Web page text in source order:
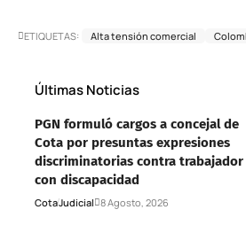
ETIQUETAS: Alta tensión comercial
Últimas Noticias
PGN formuló cargos a concejal de
Cota por presuntas expresiones
discriminatorias contra trabajador
con discapacidad
CotaJudicial 8 Agosto, 2026